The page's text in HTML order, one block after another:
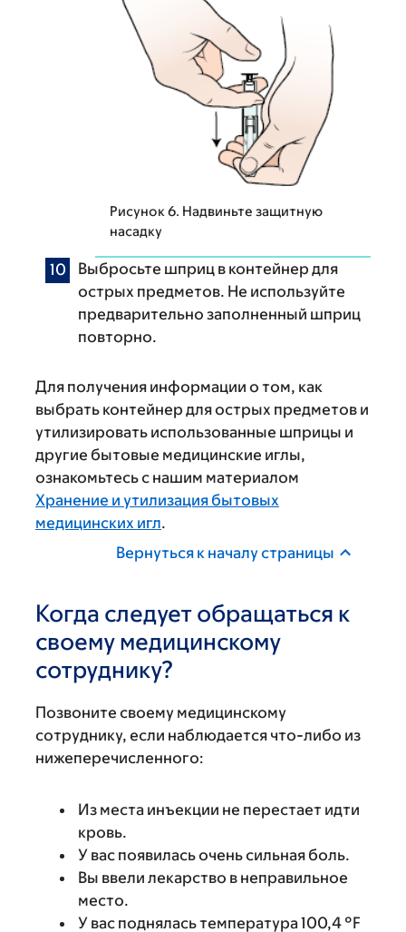
Рисунок 6. Надвиньте защитную
насадку
Выбросьте шприц в контейнер для
острых предметов. Не используйте
предварительно заполненный шприц
повторно.
Для получения информации о том, как
выбрать контейнер для острых предметов и
утилизировать использованные шприцы и
другие бытовые медицинские иглы,
ознакомьтесь с нашим материалом
Хранение и утилизация бытовых
медицинских игл.
Вернуться к началу страницы
Когда следует обращаться к
своему медицинскому
сотруднику?
Позвоните своему медицинскому
сотруднику, если наблюдается что-либо из
нижеперечисленного:
Из места инъекции не перестает идти
кровь.
У вас появилась очень сильная боль.
Вы ввели лекарство в неправильное
место.
У вас поднялась температура 100,4 °F